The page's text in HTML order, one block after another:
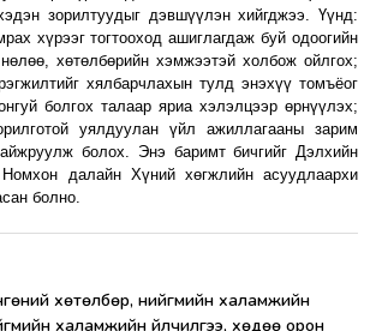
зорилтуудыг дэвшүүлэн хийгджээ. Үүнд:
хүрээг тогтооход ашиглагдаж буй одоогийн
хөтөлбөрийн хэмжээтэй холбож ойлгох;
хялбарчлахын тулд энэхүү томъёог
болгох талаар яриа хэлэлцээр өрнүүлэх;
уялдуулан үйл ажиллагааны зарим
болох. Энэ баримт бичгийг Дэлхийн
далайн Хүний хөгжлийн асуудлаархи
болно.
хөтөлбөр, нийгмийн халамжийн
халамжийн үйлчилгээ, хөдөө орон